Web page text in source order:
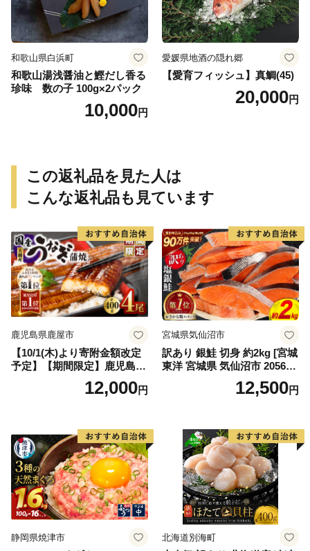
和歌山県白浜町
和歌山湯浅醤油と鰹だし香る
珍味 数の子 100g×2パック
10,000円
愛媛県地酒の隠れ郷
【愛育フィッシュ】真鯛(45)
20,000円
この返礼品を見た人は
こんな返礼品も見ています
鹿児島県鹿屋市
【10/1(木)より寄附金額改定
予定】【期間限定】鹿児島県
大隅産うなぎ蒲焼4尾（400
g） KN007-02312,000円
宮城県気仙沼市
訳あり 銀鮭 切身 約2kg [宮城
東洋 宮城県 気仙沼市 205649
91] 鮭 魚介類 海鮮 訳アリ 規
格外 不揃い さけ サケ 鮭切身
切り身 魚 わけあり
12,500円
静岡県焼津市 北海道別海町